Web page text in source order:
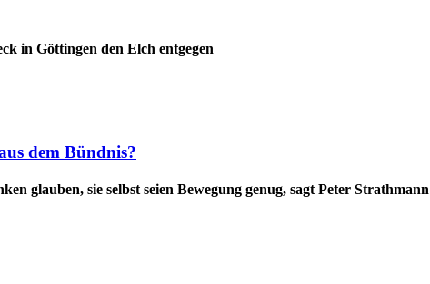
in Göttingen den Elch entgegen
dem Bündnis?
glauben, sie selbst seien Bewegung genug, sagt Peter Strathmann